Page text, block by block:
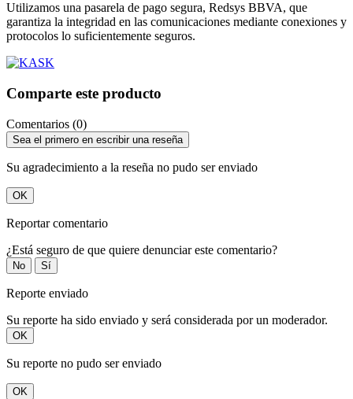
Utilizamos una pasarela de pago segura, Redsys BBVA, que
garantiza la integridad en las comunicaciones mediante conexiones y
protocolos lo suficientemente seguros.
Comparte este producto
Comentarios (0)
Sea el primero en escribir una reseña
Su agradecimiento a la reseña no pudo ser enviado
OK
Reportar comentario
¿Está seguro de que quiere denunciar este comentario?
No Sí
Reporte enviado
Su reporte ha sido enviado y será considerada por un moderador.
OK
Su reporte no pudo ser enviado
OK